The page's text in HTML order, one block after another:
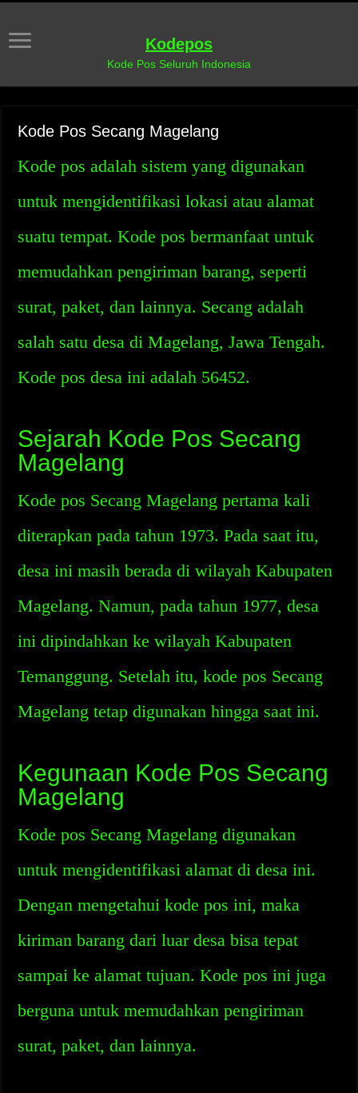
Kodepos
Kode Pos Seluruh Indonesia
Kode Pos Secang Magelang
Kode pos adalah sistem yang digunakan
untuk mengidentifikasi lokasi atau alamat
suatu tempat. Kode pos bermanfaat untuk
memudahkan pengiriman barang, seperti
surat, paket, dan lainnya. Secang adalah
salah satu desa di Magelang, Jawa Tengah.
Kode pos desa ini adalah 56452.
Sejarah Kode Pos Secang
Magelang
Kode pos Secang Magelang pertama kali
diterapkan pada tahun 1973. Pada saat itu,
desa ini masih berada di wilayah Kabupaten
Magelang. Namun, pada tahun 1977, desa
ini dipindahkan ke wilayah Kabupaten
Temanggung. Setelah itu, kode pos Secang
Magelang tetap digunakan hingga saat ini.
Kegunaan Kode Pos Secang
Magelang
Kode pos Secang Magelang digunakan
untuk mengidentifikasi alamat di desa ini.
Dengan mengetahui kode pos ini, maka
kiriman barang dari luar desa bisa tepat
sampai ke alamat tujuan. Kode pos ini juga
berguna untuk memudahkan pengiriman
surat, paket, dan lainnya.